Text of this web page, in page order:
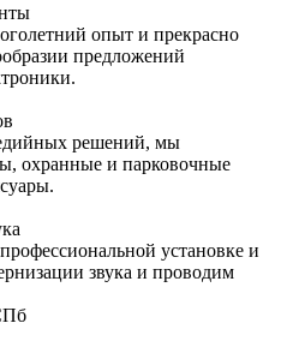
опыт и прекрасно
предложений
решений, мы
охранные и парковочные
установке и
звука и проводим